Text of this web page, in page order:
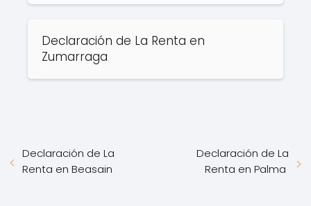
Declaración de La Renta en
Zumarraga
Declaración de La
Renta en Beasain
Declaración de La
Renta en Palma